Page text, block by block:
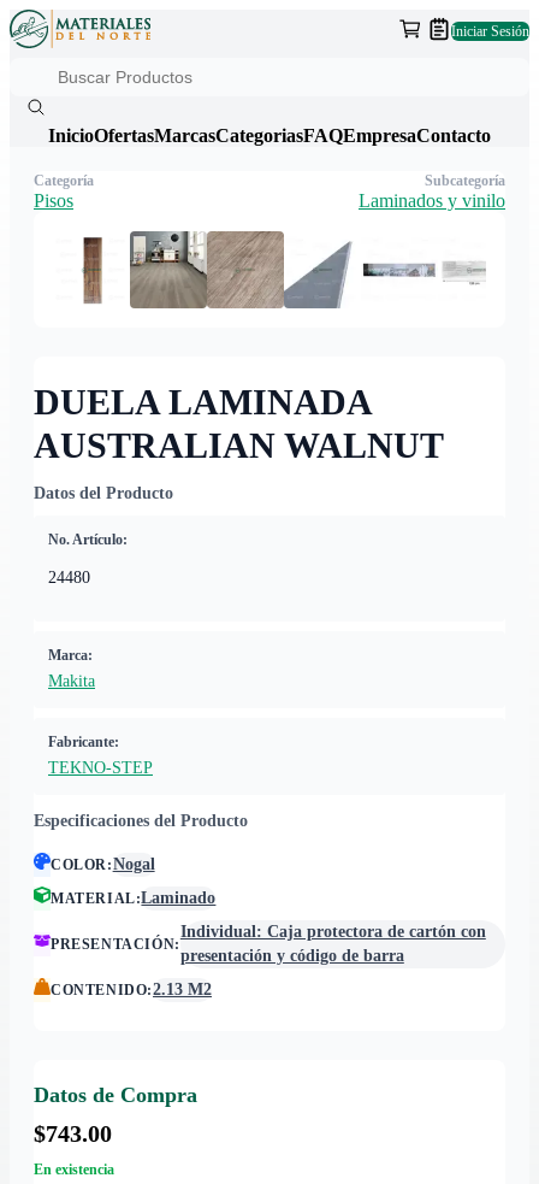
Iniciar Sesión
InicioOfertasMarcasCategoriasFAQEmpresaContacto
DUELA LAMINADA
AUSTRALIAN WALNUT
Datos del Producto
No. Artículo:
24480
Marca:
Makita
Fabricante:
TEKNO-STEP
Especificaciones del Producto
COLOR:Nogal
MATERIAL:Laminado
PRESENTACIÓN:
Individual: Caja protectora de cartón con
presentación y código de barra
CONTENIDO:2.13 M2
Datos de Compra
$743.00
En existencia
Categoría
Pisos
Subcategoría
Laminados y vinilo